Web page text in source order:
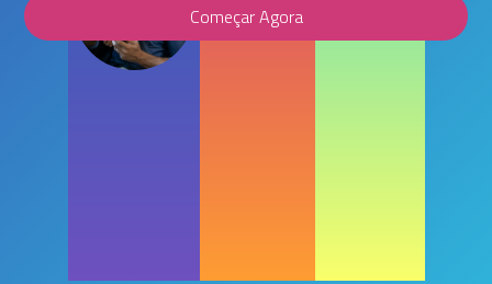
Começar Agora